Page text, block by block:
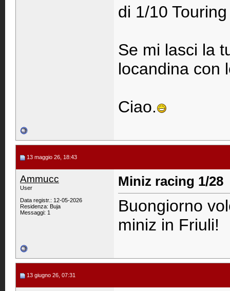
di 1/10
Se mi lasci la
locandina con
Ciao.
13 maggio 26, 18:43
Ammucc
User
Data registr.: 12-05-2026
Residenza: Buja
Messaggi: 1
Miniz racing 1/28
Buongiorno
miniz in Friuli!
13 giugno 26, 07:31